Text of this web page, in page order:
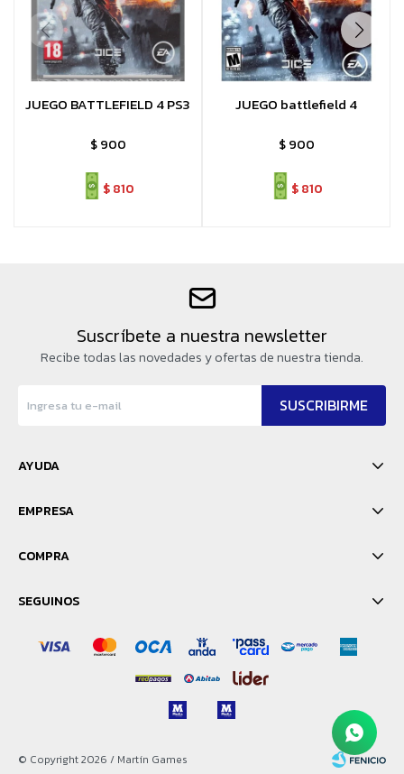
JUEGO BATTLEFIELD 4 PS3
$ 900
$810
JUEGO battlefield 4
$ 900
$810
Suscríbete a nuestra newsletter
Recibe todas las novedades y ofertas de nuestra tienda.
SUSCRIBIRME
AYUDA
EMPRESA
COMPRA
SEGUINOS
© Copyright 2026 / Martín Games